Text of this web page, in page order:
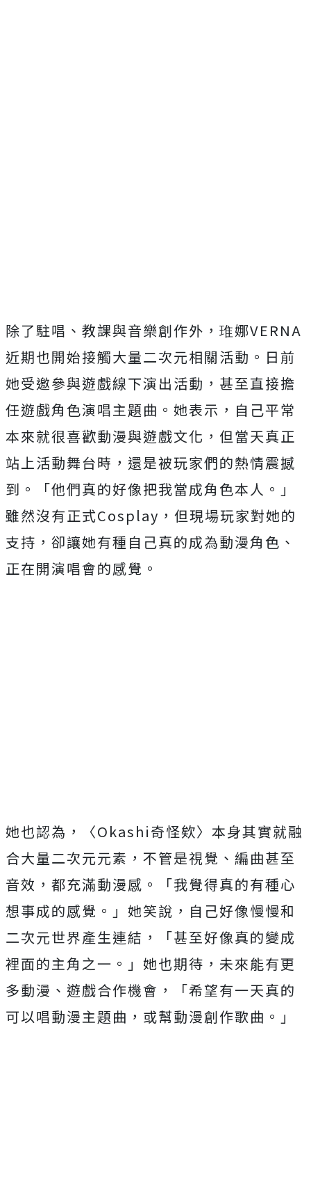
除了駐唱、教課與音樂創作外，琟娜VERNA
近期也開始接觸大量二次元相關活動。日前
她受邀參與遊戲線下演出活動， 甚至直接擔
任遊戲角色演唱主題曲。她表示， 自己平常
本來就很喜歡動漫與遊戲文化， 但當天真正
站上活動舞台時，還是被玩家們的熱情震撼
到。「他們真的好像把我當成角色本人。」
雖然沒有正式Cosplay ， 但現場玩家對她的
支持，卻讓她有種自己真的成為動漫角色、
正在開演唱會的感覺。
她也認為，〈Okashi奇怪欸〉 本身其實就融
合大量二次元元素，不管是視覺、編曲甚至
音效， 都充滿動漫感。「我覺得真的有種心
想事成的感覺。」她笑說， 自己好像慢慢和
二次元世界產生連結，「甚至好像真的變成
裡面的主角之一。」她也期待， 未來能有更
多動漫、遊戲合作機會，「希望有一天真的
可以唱動漫主題曲，或幫動漫創作歌曲。」